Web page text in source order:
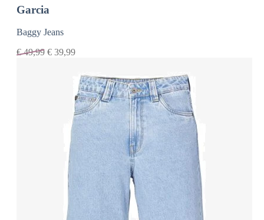
Garcia
Baggy Jeans
€49,99 € 39,99